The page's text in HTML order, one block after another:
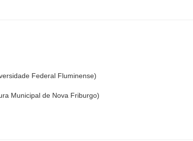
Federal Fluminense)
Municipal de Nova Friburgo)